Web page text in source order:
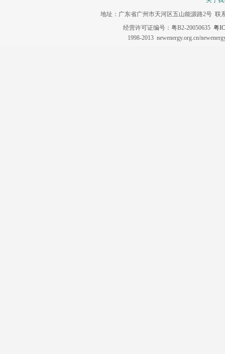
地址：广东省广州市天河区五山能源路2号 联
经营许可证编号：粤B2-20050635 粤
1998-2013 newenergy.org.cn/